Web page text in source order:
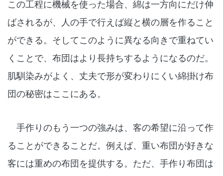
この工程に機械を使った場合、綿は一方向にだけ伸
ばされるが、人の手で行えば縦と横の層を作ること
ができる。そしてこのように異なる向きで重ねてい
くことで、布団はより長持ちするようになるのだ。
肌馴染みがよく、丈夫で形が変わりにくい綿掛け布
団の秘密はここにある。
手作りのもう一つの強みは、客の希望に沿って作
ることができることだ。例えば、重い布団が好きな
客には重めの布団を提供する。ただ、手作り布団は